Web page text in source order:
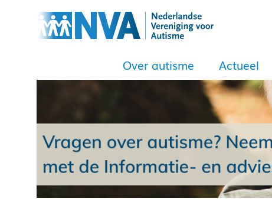
Over autisme Actueel